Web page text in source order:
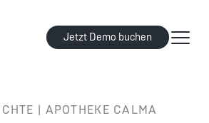
Jetzt Demo buchen
| APOTHEKE CALMA